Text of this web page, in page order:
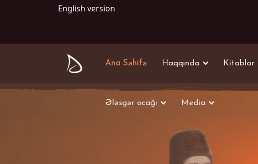
English version
Ana Səhifə Haqqında Kitablar
Ələsgər ocağı Media